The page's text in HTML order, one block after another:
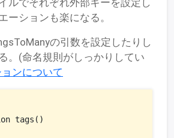
ルでそれぞれ外部キーを設定し
ーションも楽になる。
の引数を設定したりし
。(命名規則がしっかりしてい
ンについて
tags()